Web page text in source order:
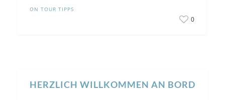
ON TOUR TIPPS
0
HERZLICH WILLKOMMEN AN BORD